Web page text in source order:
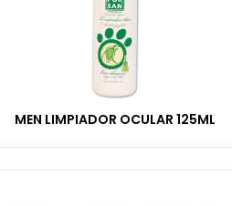
MEN LIMPIADOR OCULAR 125ML